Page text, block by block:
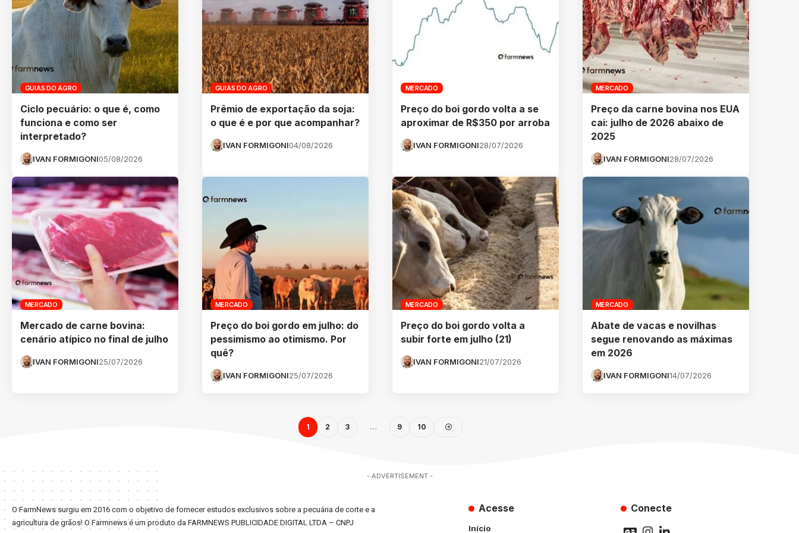
GUIAS DO AGRO
Ciclo pecuário: o que é, como
funciona e como ser
interpretado?
IVAN FORMIGONI05/08/2026
GUIAS DO AGRO
Prêmio de exportação da soja:
o que é e por que acompanhar?
IVAN FORMIGONI04/08/2026
MERCADO
Preço do boi gordo volta a se
aproximar de R$350 por arroba
IVAN FORMIGONI28/07/2026
MERCADO
Preço da carne bovina nos EUA
cai: julho de 2026 abaixo de
2025
IVAN FORMIGONI28/07/2026
MERCADO
Mercado de carne bovina:
cenário atípico no final de julho
IVAN FORMIGONI25/07/2026
MERCADO
Preço do boi gordo em julho: do
pessimismo ao otimismo. Por
quê?
IVAN FORMIGONI25/07/2026
MERCADO
Preço do boi gordo volta a
subir forte em julho (21)
IVAN FORMIGONI21/07/2026
MERCADO
Abate de vacas e novilhas
segue renovando as máximas
em 2026
IVAN FORMIGONI14/07/2026
1 2 3 … 9 10
- ADVERTISEMENT -
O FarmNews surgiu em 2016 com o objetivo de fornecer estudos exclusivos sobre a pecuária de corte e a
agricultura de grãos! O Farmnews é um produto da FARMNEWS PUBLICIDADE DIGITAL LTDA – CNPJ
Acesse
Início
Conecte